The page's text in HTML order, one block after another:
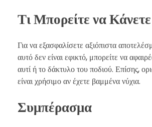
Τι Μπορείτε να Κάνετε
Για να εξασφαλίσετε αξιόπιστα
αυτό δεν είναι εφικτό, μπορείτε να
αυτί ή το δάκτυλο του ποδιού. Επίσης,
είναι χρήσιμο αν έχετε βαμμένα νύχια.
Συμπέρασμα